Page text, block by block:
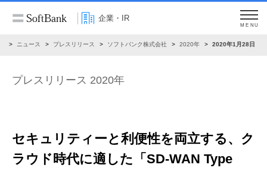
企業・IR
MENU
ニュース プレスリリース ソフトバンク株式会社 2020年 2020年1月28日
プレスリリース 2020年
セキュリティーと利便性を両立する、 ク
ラウド時代に適した「SD-WAN Type